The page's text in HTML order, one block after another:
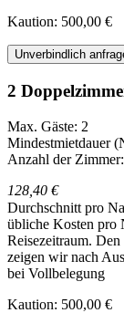
Kaution: 500,00 €
Unverbindlich
2
Max. Gäste: 2
Mindestmietdauer
Anzahl der
128,40 €
Durchschnitt pro
übliche Kosten pro
Reisezeitraum.
zeigen wir nach
bei Vollbelegung
Kaution: 500,00 €